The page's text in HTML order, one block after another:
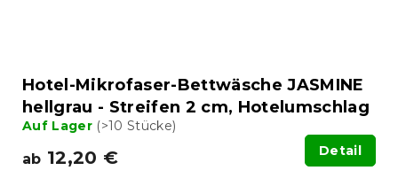
Hotel-Mikrofaser-Bettwäsche JASMINE
hellgrau - Streifen 2 cm, Hotelumschlag
Auf Lager (>10 Stücke)
ab 12,20 € Detail